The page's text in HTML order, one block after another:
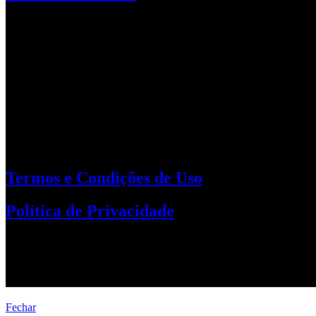
Termos e Condições de Uso
Política de Privacidade
Fechar